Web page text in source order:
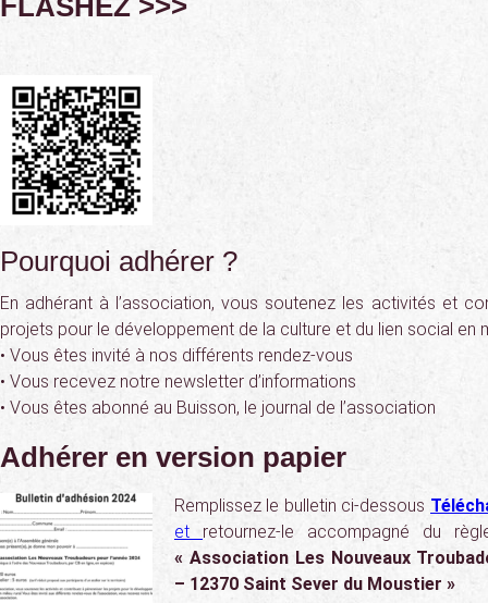
FLASHEZ >>>
Pourquoi adhérer ?
En adhérant à l’association, vous soutenez les activités et
projets pour le développement de la culture et du lien social en
• Vous êtes invité à nos différents rendez-vous
• Vous recevez notre newsletter d’informations
• Vous êtes abonné au Buisson, le journal de l’association
Adhérer en version papier
Remplissez le bulletin ci-dessous
et retournez-le accompagné du
« Association Les Nouveaux
– 12370 Saint Sever du Moustier »